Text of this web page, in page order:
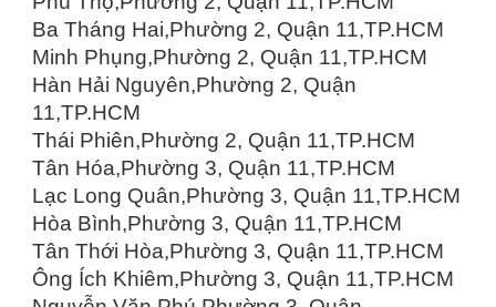
Ba Tháng Hai,Phường 2, Quận 11,TP.HCM
Minh Phụng,Phường 2, Quận 11,TP.HCM
Hàn Hải Nguyên,Phường 2, Quận
11,TP.HCM
Thái Phiên,Phường 2, Quận 11,TP.HCM
Tân Hóa,Phường 3, Quận 11,TP.HCM
Lạc Long Quân,Phường 3, Quận 11,TP.HCM
Hòa Bình,Phường 3, Quận 11,TP.HCM
Tân Thới Hòa,Phường 3, Quận 11,TP.HCM
Ông Ích Khiêm,Phường 3, Quận 11,TP.HCM